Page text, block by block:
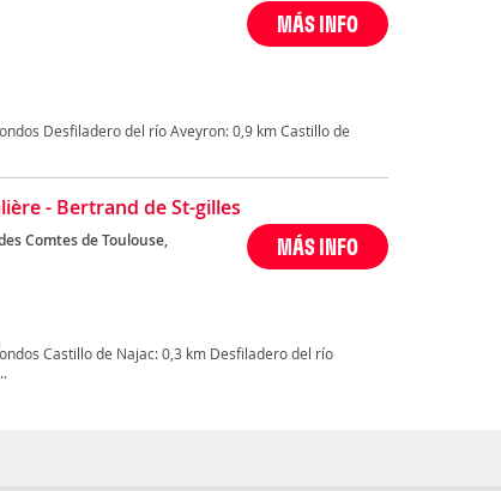
MÁS INFO
Desfiladero del río Aveyron: 0,9 km Castillo de
- Bertrand de St-gilles
Comtes de Toulouse, MÁS INFO
Castillo de Najac: 0,3 km Desfiladero del río